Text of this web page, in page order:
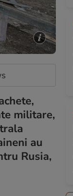
militare,
au
Rusia,